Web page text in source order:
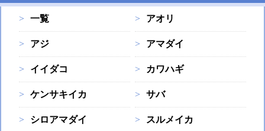
一覧 アオリ
アジ アマダイ
イイダコ カワハギ
ケンサキイカ サバ
シロアマダイ スルメイカ